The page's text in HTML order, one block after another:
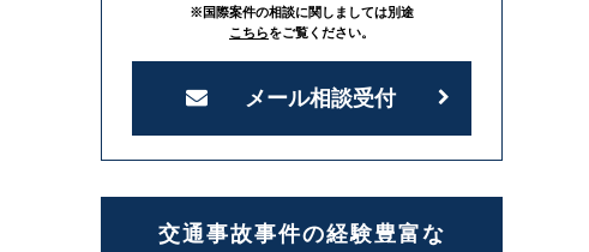
※国際案件の相談に関しましては別途
こちらをご覧ください。
メール相談受付
交通事故事件の経験豊富な